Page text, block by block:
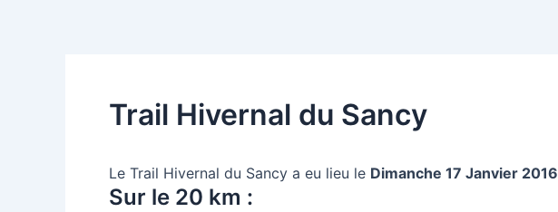
Trail Hivernal du Sancy
Le Trail Hivernal du Sancy a eu lieu le Dimanche 17 Janvier 2016
Sur le 20 km :